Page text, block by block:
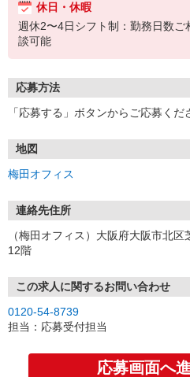
休日・休暇
週休2〜4日シフト制：勤務日数
談可能
応募方法
「応募する」ボタンからご応募くだ
地図
梅田オフィス
連絡先住所
（梅田オフィス）大阪府大阪市北
12階
この求人に関するお問い合わせ
0120-54-8739
担当：応募受付担当
応募画面へ